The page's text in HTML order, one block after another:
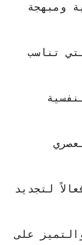
ومبهجة
تناسب
لتجديد
على